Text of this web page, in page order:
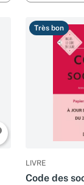
Très bon
LIVRE
Code des